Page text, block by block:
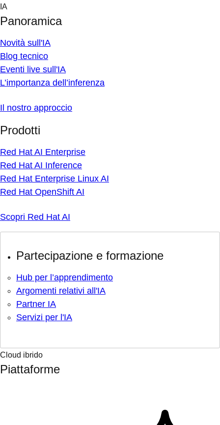
Skip
content
IA
Panoramica
Novità sull'IA
Blog tecnico
Eventi live sull'IA
L’importanza dell’inferenza
Il nostro approccio
Prodotti
Red Hat AI Enterprise
Red Hat AI Inference
Red Hat Enterprise Linux AI
Red Hat OpenShift AI
Scopri Red Hat AI
Partecipazione e formazione
Hub per l’apprendimento
Argomenti relativi all'IA
Partner IA
Servizi per l'IA
Cloud ibrido
Piattaforme